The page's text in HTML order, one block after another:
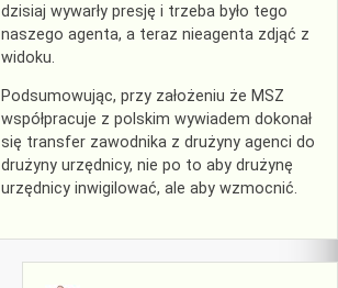
dzisiaj wywarły presję i trzeba było tego
naszego agenta, a teraz nieagenta zdjąć z
widoku.
Podsumowując, przy założeniu że MSZ
współpracuje z polskim wywiadem dokonał
się transfer zawodnika z drużyny agenci do
drużyny urzędnicy, nie po to aby drużynę
urzędnicy inwigilować, ale aby wzmocnić.